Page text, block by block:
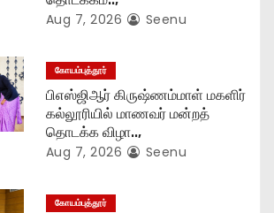
Aug 7, 2026 Seenu
கோயம்புத்தூர்
பிஎஸ்ஜிஆர் கிருஷ்ணம்மாள் மகளிர்
கல்லூரியில் மாணவர் மன்றத்
தொடக்க விழா..,
Aug 7, 2026 Seenu
கோயம்புத்தூர்